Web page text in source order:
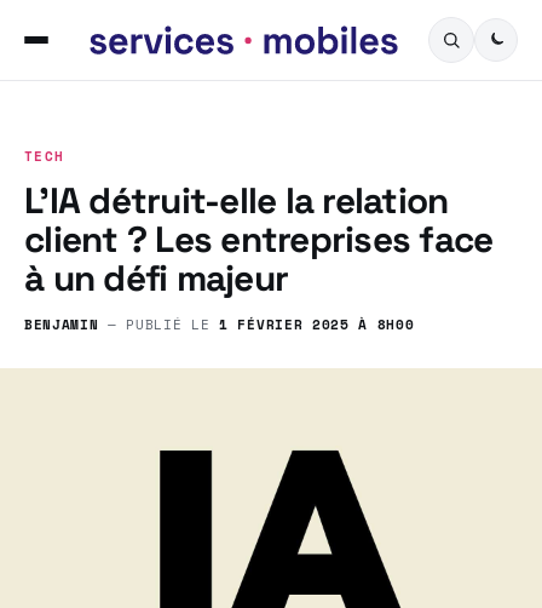
TECH
L’IA détruit-elle la relation
client ? Les entreprises face
à un défi majeur
BENJAMIN — PUBLIÉ LE1 FÉVRIER 2025 À 8H00